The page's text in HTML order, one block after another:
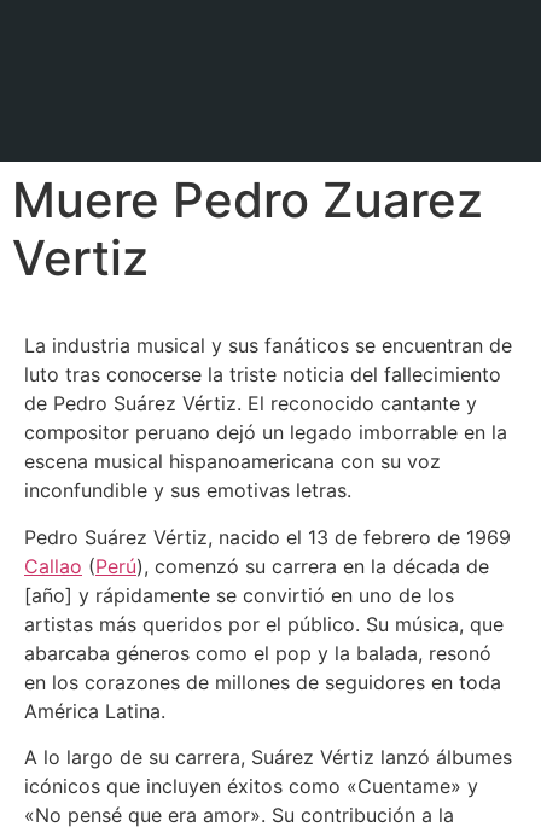
Muere Pedro Zuarez
Vertiz
La industria musical y sus fanáticos se encuentran de
luto tras conocerse la triste noticia del fallecimiento
de Pedro Suárez Vértiz. El reconocido cantante y
compositor peruano dejó un legado imborrable en la
escena musical hispanoamericana con su voz
inconfundible y sus emotivas letras.
Pedro Suárez Vértiz, nacido el 13 de febrero de 1969
Callao (Perú), comenzó su carrera en la década de
[año] y rápidamente se convirtió en uno de los
artistas más queridos por el público. Su música, que
abarcaba géneros como el pop y la balada, resonó
en los corazones de millones de seguidores en toda
América Latina.
A lo largo de su carrera, Suárez Vértiz lanzó álbumes
icónicos que incluyen éxitos como «Cuentame» y
«No pensé que era amor». Su contribución a la